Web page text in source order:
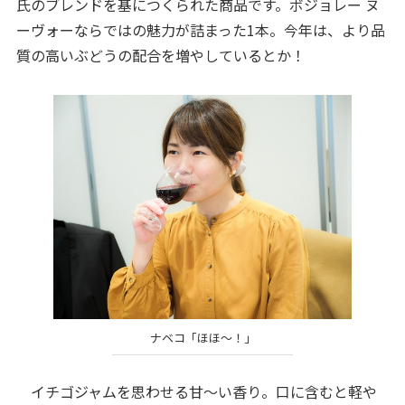
氏のブレンドを基につくられた商品です。ボジョレー ヌ
ーヴォーならではの魅力が詰まった1本。今年は、より品
質の高いぶどうの配合を増やしているとか！
ナベコ「ほほ～！」
イチゴジャムを思わせる甘～い香り。口に含むと軽や